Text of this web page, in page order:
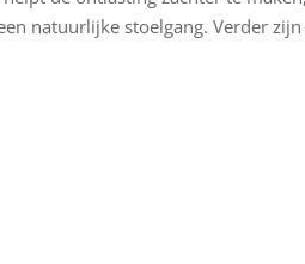
natuurlijke stoelgang. Verder